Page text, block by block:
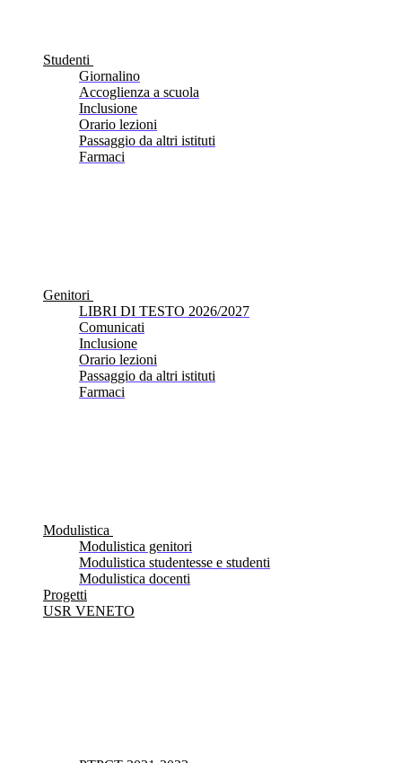
Studenti
Giornalino
Accoglienza a scuola
Inclusione
Orario lezioni
Passaggio da altri istituti
Farmaci
Genitori
LIBRI DI TESTO 2026/2027
Comunicati
Inclusione
Orario lezioni
Passaggio da altri istituti
Farmaci
Modulistica
Modulistica genitori
Modulistica studentesse e studenti
Modulistica docenti
Progetti
USR VENETO